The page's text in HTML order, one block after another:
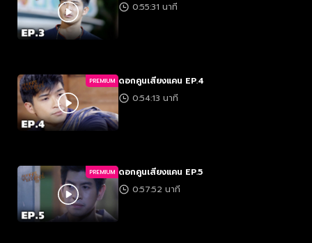
0:55:31 นาที
PREMIUM ดอกคูนเสียงแคน EP.4
0:54:13 นาที
PREMIUM ดอกคูนเสียงแคน EP.5
0:57:52 นาที